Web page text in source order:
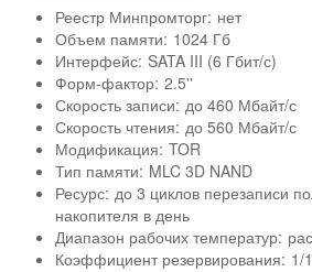
Реестр Минпромторг: нет
Объем памяти: 1024 Гб
Интерфейс: SATA III (6 Гбит/с)
Форм-фактор: 2.5''
Скорость записи: до 460 Мбайт/с
Скорость чтения: до 560 Мбайт/с
Модификация: TOR
Тип памяти: MLC 3D NAND
Ресурс: до 3 циклов перезаписи
накопителя в день
Диапазон рабочих температур:
Коэффициент резервирования: 1/